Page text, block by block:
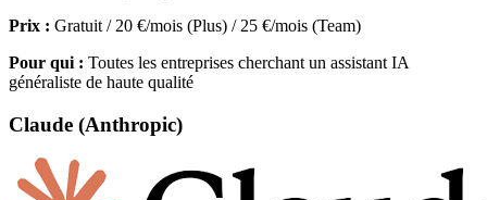
Prix : Gratuit / 20 €/mois (Plus) / 25 €/mois (Team)
Pour qui : Toutes les entreprises cherchant un assistant IA
généraliste de haute qualité
Claude (Anthropic)